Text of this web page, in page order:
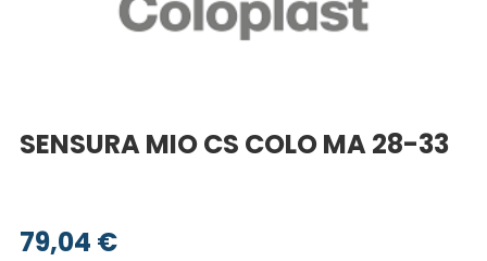
SENSURA MIO CS COLO MA 28-33
79,04 €